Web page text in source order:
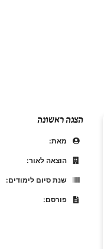
הצגה ראשונה
מאת:
הוצאה לאור:
שנת סיום לימודים:
פורסם: